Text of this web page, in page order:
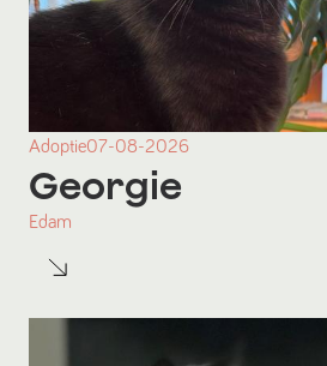
Adoptie07-08-2026
Georgie
Edam